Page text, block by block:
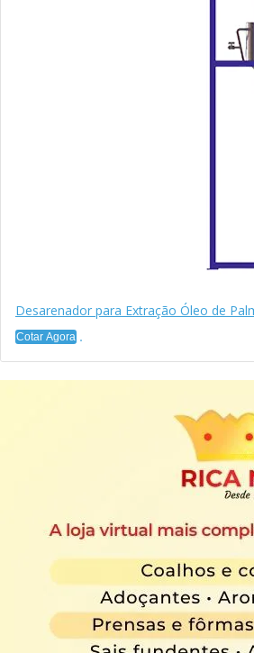
Desarenador para Extração Óleo de
Cotar Agora